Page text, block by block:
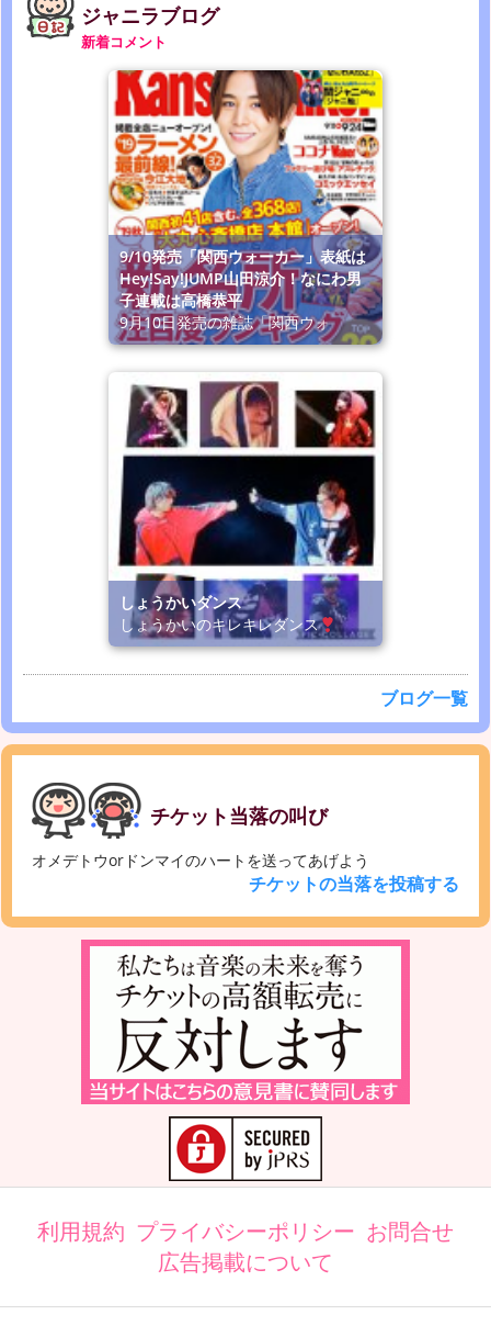
ジャニラブログ
新着コメント
9/10発売「関西ウォーカー」表紙は
Hey!Say!JUMP山田涼介！なにわ男
子連載は高橋恭平
9月10日発売の雑誌「関西ウォ
しょうかいダンス
しょうかいのキレキレダンス
ブログ一覧
チケット当落の叫び
オメデトウorドンマイのハートを送ってあげよう
チケットの当落を投稿する
利用規約 プライバシーポリシー お問合せ
広告掲載について